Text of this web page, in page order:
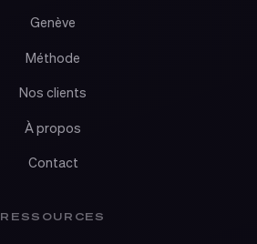
Genève
Méthode
Nos clients
À propos
Contact
RESSOURCES